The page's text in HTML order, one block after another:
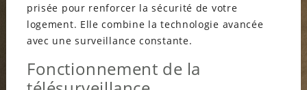
prisée pour renforcer la sécurité de votre
logement. Elle combine la technologie avancée
avec une surveillance constante.
Fonctionnement de la